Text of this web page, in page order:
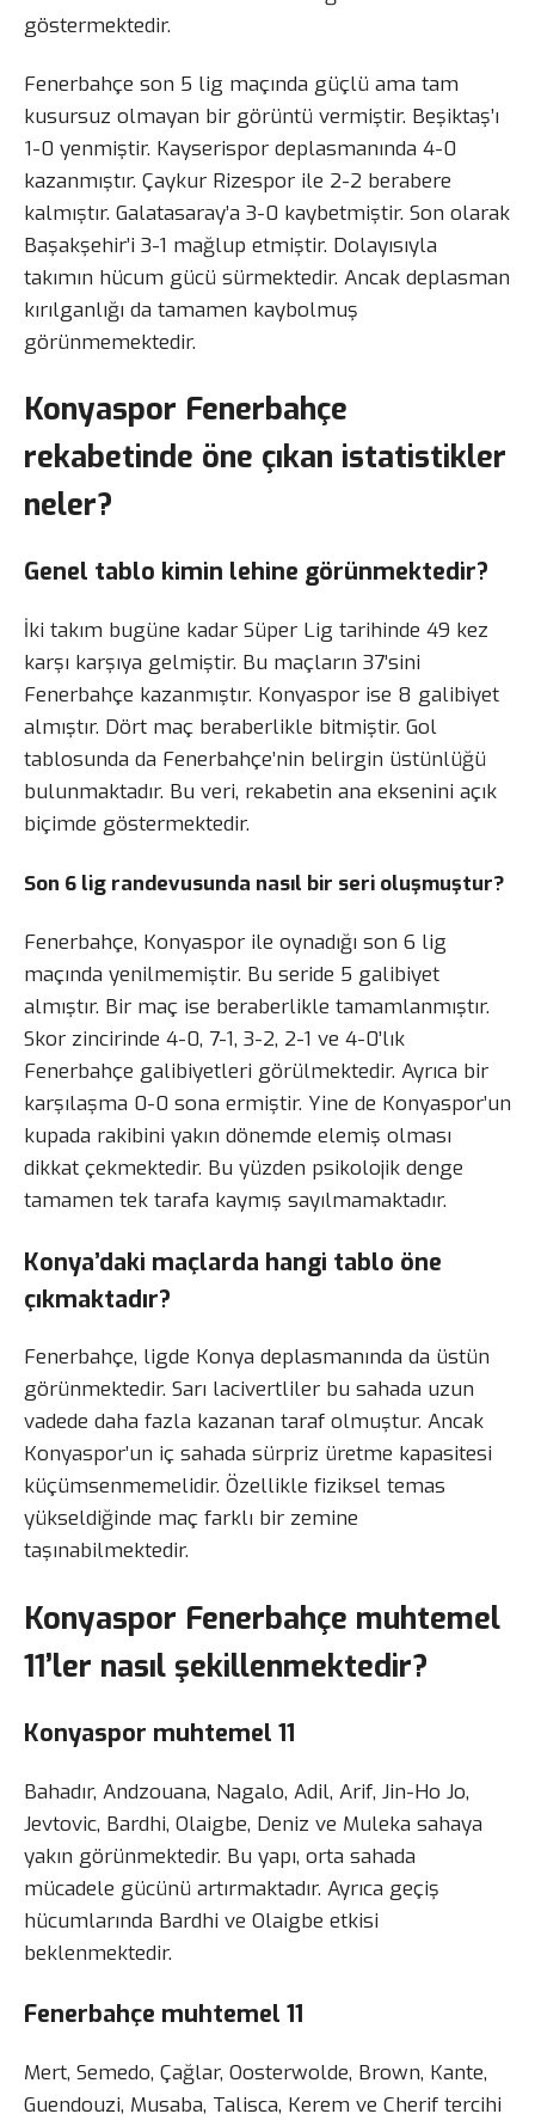
göstermektedir.
Fenerbahçe son 5 lig maçında güçlü ama tam
kusursuz olmayan bir görüntü vermiştir. Beşiktaş’ı
1-0 yenmiştir. Kayserispor deplasmanında 4-0
kazanmıştır. Çaykur Rizespor ile 2-2 berabere
kalmıştır. Galatasaray’a 3-0 kaybetmiştir. Son olarak
Başakşehir’i 3-1 mağlup etmiştir. Dolayısıyla
takımın hücum gücü sürmektedir. Ancak deplasman
kırılganlığı da tamamen kaybolmuş
görünmemektedir.
Konyaspor Fenerbahçe
rekabetinde öne çıkan istatistikler
neler?
Genel tablo kimin lehine görünmektedir?
İki takım bugüne kadar Süper Lig tarihinde 49 kez
karşı karşıya gelmiştir. Bu maçların 37’sini
Fenerbahçe kazanmıştır. Konyaspor ise 8 galibiyet
almıştır. Dört maç beraberlikle bitmiştir. Gol
tablosunda da Fenerbahçe’nin belirgin üstünlüğü
bulunmaktadır. Bu veri, rekabetin ana eksenini açık
biçimde göstermektedir.
Son 6 lig randevusunda nasıl bir seri oluşmuştur?
Fenerbahçe, Konyaspor ile oynadığı son 6 lig
maçında yenilmemiştir. Bu seride 5 galibiyet
almıştır. Bir maç ise beraberlikle tamamlanmıştır.
Skor zincirinde 4-0, 7-1, 3-2, 2-1 ve 4-0’lık
Fenerbahçe galibiyetleri görülmektedir. Ayrıca bir
karşılaşma 0-0 sona ermiştir. Yine de Konyaspor’un
kupada rakibini yakın dönemde elemiş olması
dikkat çekmektedir. Bu yüzden psikolojik denge
tamamen tek tarafa kaymış sayılmamaktadır.
Konya’daki maçlarda hangi tablo öne
çıkmaktadır?
Fenerbahçe, ligde Konya deplasmanında da üstün
görünmektedir. Sarı lacivertliler bu sahada uzun
vadede daha fazla kazanan taraf olmuştur. Ancak
Konyaspor’un iç sahada sürpriz üretme kapasitesi
küçümsenmemelidir. Özellikle fiziksel temas
yükseldiğinde maç farklı bir zemine
taşınabilmektedir.
Konyaspor Fenerbahçe muhtemel
11’ler nasıl şekillenmektedir?
Konyaspor muhtemel 11
Bahadır, Andzouana, Nagalo, Adil, Arif, Jin-Ho Jo,
Jevtovic, Bardhi, Olaigbe, Deniz ve Muleka sahaya
yakın görünmektedir. Bu yapı, orta sahada
mücadele gücünü artırmaktadır. Ayrıca geçiş
hücumlarında Bardhi ve Olaigbe etkisi
beklenmektedir.
Fenerbahçe muhtemel 11
Mert, Semedo, Çağlar, Oosterwolde, Brown, Kante,
Guendouzi, Musaba, Talisca, Kerem ve Cherif tercihi